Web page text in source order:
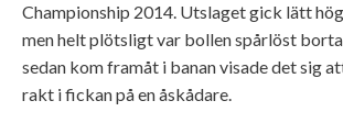
Championship 2014. Utslaget gick lätt
men helt plötsligt var bollen spårlöst
sedan kom framåt i banan visade det sig
rakt i fickan på en åskådare.